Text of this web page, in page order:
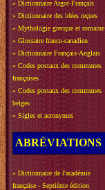
» Dictionnaire Argot-Français
» Dictionnaire des idées reçues
» Mythologie grecque et romaine
» Glossaire franco-canadien
» Dictionnaire Français-Anglais
» Codes postaux des communes
françaises
» Codes postaux des communes
belges
» Sigles et acronymes
ABRÉVIATIONS
» Dictionnaire de l'académie
française - Septième édition